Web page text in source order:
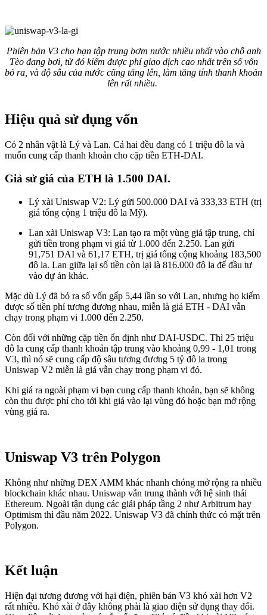
Phiên bản V3 cho bạn tập trung bơm nước nhiều nhất vào chỗ anh
Tèo đang bơi, từ đó kiếm được phí giao dịch cao nhất trên số vốn
bỏ ra, và độ sâu của nước cũng tăng lên, làm tăng tính thanh khoản
lên rất nhiều.
Hiệu quả sử dụng vốn
Có 2 nhân vật là Lý và Lan. Cả hai đều đang có 1 triệu đô la và
muốn cung cấp thanh khoản cho cặp tiền ETH-DAI.
Giả sử giá của ETH là 1.500 DAI.
Lý xài Uniswap V2: Lý gửi 500.000 DAI và 333,33 ETH (trị
giá tổng cộng 1 triệu đô la Mỹ).
Lan xài Uniswap V3: Lan tạo ra một vùng giá tập trung, chỉ
gửi tiền trong phạm vi giá từ 1.000 đến 2.250. Lan gửi
91,751 DAI và 61,17 ETH, trị giá tổng cộng khoảng 183,500
đô la. Lan giữa lại số tiền còn lại là 816.000 đô la để đầu tư
vào dự án khác.
Mặc dù Lý đã bỏ ra số vốn gấp 5,44 lần so với Lan, nhưng họ kiếm
được số tiền phí tương đương nhau, miễn là giá ETH - DAI vẫn
chạy trong phạm vi 1.000 đến 2.250.
Còn đối với những cặp tiền ổn định như DAI-USDC. Thì 25 triệu
đô la cung cấp thanh khoản tập trung vào khoảng 0,99 - 1,01 trong
V3, thì nó sẽ cung cấp độ sâu tương đương 5 tỷ đô la trong
Uniswap V2 miễn là giá vẫn chạy trong phạm vi đó.
Khi giá ra ngoài phạm vi bạn cung cấp thanh khoản, bạn sẽ không
còn thu được phí cho tới khi giá vào lại vùng đó hoặc bạn mở rộng
vùng giá ra.
Uniswap V3 trên Polygon
Không như những DEX AMM khác nhanh chóng mở rộng ra nhiều
blockchain khác nhau. Uniswap vẫn trung thành với hệ sinh thái
Ethereum. Ngoài tận dụng các giải pháp tầng 2 như Arbitrum hay
Optimism thì đầu năm 2022. Uniswap V3 đã chính thức có mặt trên
Polygon.
Kết luận
Hiện đại tương đương với hại điện, phiên bản V3 khó xài hơn V2
rất nhiều. Khó xài ở đây không phải là giao diện sử dụng thay đổi.